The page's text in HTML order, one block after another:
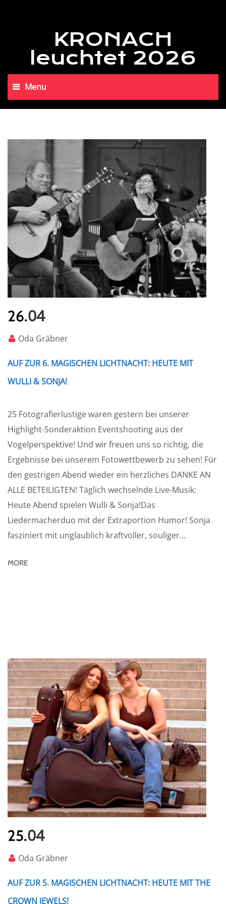
KRONACH
leuchtet 2026
Menu
26.04
Oda Gräbner
AUF ZUR 6. MAGISCHEN LICHTNACHT: HEUTE MIT
WULLI & SONJA!
25 Fotografierlustige waren gestern bei unserer
Highlight-Sonderaktion Eventshooting aus der
Vogelperspektive! Und wir freuen uns so richtig, die
Ergebnisse bei unserem Fotowettbewerb zu sehen! Für
den gestrigen Abend wieder ein herzliches DANKE AN
ALLE BETEILIGTEN! Täglich wechselnde Live-Musik:
Heute Abend spielen Wulli & Sonja!Das
Liedermacherduo mit der Extraportion Humor! Sonja
fasziniert mit unglaublich kraftvoller, souliger...
MORE
25.04
Oda Gräbner
AUF ZUR 5. MAGISCHEN LICHTNACHT: HEUTE MIT THE
CROWN JEWELS!